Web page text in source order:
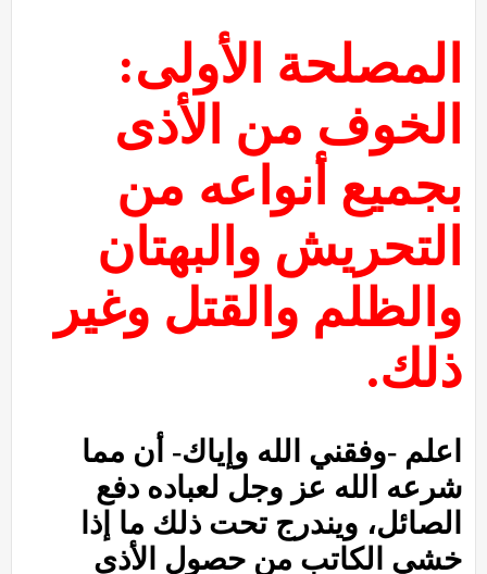
المصلحة الأولى:
الخوف من الأذى
بجميع أنواعه من
التحريش والبهتان
والظلم والقتل وغير
ذلك.
اعلم -وفقني الله وإياك- أن مما
شرعه الله عز وجل لعباده دفع
الصائل، ويندرج تحت ذلك ما إذا
خشي الكاتب من حصول الأذى